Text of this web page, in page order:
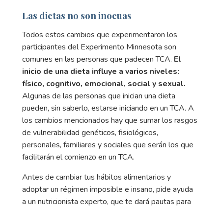
Las dietas no son inocuas
Todos estos cambios que experimentaron los
participantes del Experimento Minnesota son
comunes en las personas que padecen TCA. El
inicio de una dieta influye a varios niveles:
físico, cognitivo, emocional, social y sexual.
Algunas de las personas que inician una dieta
pueden, sin saberlo, estarse iniciando en un TCA. A
los cambios mencionados hay que sumar los rasgos
de vulnerabilidad genéticos, fisiológicos,
personales, familiares y sociales que serán los que
facilitarán el comienzo en un TCA.
Antes de cambiar tus hábitos alimentarios y
adoptar un régimen imposible e insano, pide ayuda
a un nutricionista experto, que te dará pautas para